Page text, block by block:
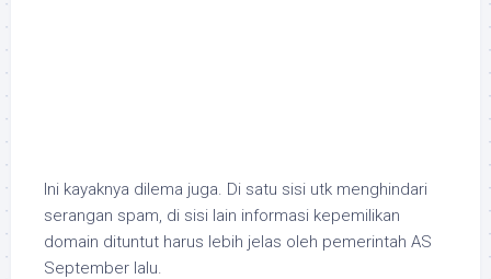
Ini kayaknya dilema juga. Di satu sisi utk menghindari
serangan spam, di sisi lain informasi kepemilikan
domain dituntut harus lebih jelas oleh pemerintah AS
September lalu.